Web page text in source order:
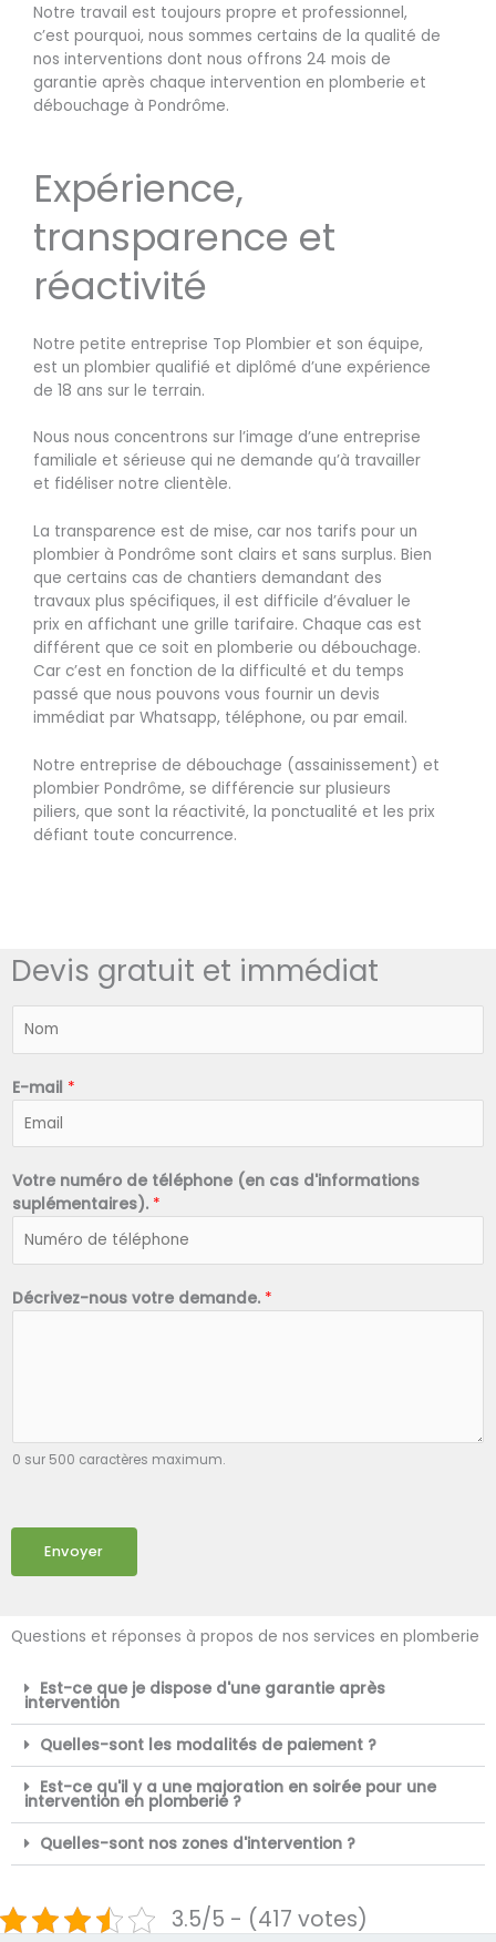
Notre travail est toujours propre et professionnel,
c’est pourquoi, nous sommes certains de la qualité de
nos interventions dont nous offrons 24 mois de
garantie après chaque intervention en plomberie et
débouchage à Pondrôme.
Expérience,
transparence et
réactivité
Notre petite entreprise Top Plombier et son équipe,
est un plombier qualifié et diplômé d’une expérience
de 18 ans sur le terrain.
Nous nous concentrons sur l’image d’une entreprise
familiale et sérieuse qui ne demande qu’à travailler
et fidéliser notre clientèle.
La transparence est de mise, car nos tarifs pour un
plombier à Pondrôme sont clairs et sans surplus. Bien
que certains cas de chantiers demandant des
travaux plus spécifiques, il est difficile d’évaluer le
prix en affichant une grille tarifaire. Chaque cas est
différent que ce soit en plomberie ou débouchage.
Car c’est en fonction de la difficulté et du temps
passé que nous pouvons vous fournir un devis
immédiat par Whatsapp, téléphone, ou par email.
Notre entreprise de débouchage (assainissement) et
plombier Pondrôme, se différencie sur plusieurs
piliers, que sont la réactivité, la ponctualité et les prix
défiant toute concurrence.
Devis gratuit et immédiat
*
E-mail *
Votre numéro de téléphone (en cas d'informations
suplémentaires). *
Décrivez-nous votre demande. *
0 sur 500 caractères maximum.
Envoyer
Questions et réponses à propos de nos services en plomberie
Est-ce que je dispose d'une garantie après
intervention
Quelles-sont les modalités de paiement ?
Est-ce qu'il y a une majoration en soirée pour une
intervention en plomberie ?
Quelles-sont nos zones d'intervention ?
3.5/5 - (417 votes)